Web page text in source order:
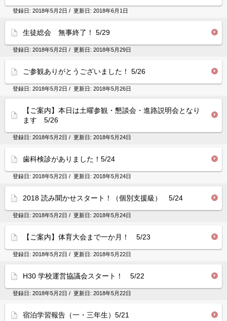
登録日: 2018年5月2日 / 更新日: 2018年6月1日
生徒総会 無事終了！ 5/29
登録日: 2018年5月2日 / 更新日: 2018年5月29日
ご参観ありがとうございました！ 5/26
登録日: 2018年5月2日 / 更新日: 2018年5月26日
【ご案内】本日は土曜参観・懇談会・進路説明会となり
ます 5/26
登録日: 2018年5月2日 / 更新日: 2018年5月24日
歯科検診がありました！5/24
登録日: 2018年5月2日 / 更新日: 2018年5月24日
2018 読み聞かせスタート！（個別支援級） 5/24
登録日: 2018年5月2日 / 更新日: 2018年5月24日
【ご案内】体育大会まで一か月！ 5/23
登録日: 2018年5月2日 / 更新日: 2018年5月22日
H30 学校運営協議会スタート！ 5/22
登録日: 2018年5月2日 / 更新日: 2018年5月22日
宿泊学習報告（一・三年生）5/21